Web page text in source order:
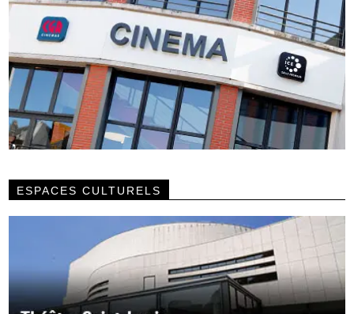
ESPACES CULTURELS